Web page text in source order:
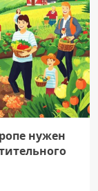
нужен